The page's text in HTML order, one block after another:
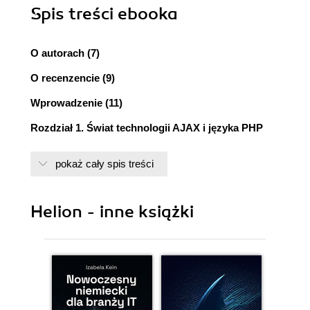
Spis treści ebooka
O autorach (7)
O recenzencie (9)
Wprowadzenie (11)
Rozdział 1. Świat technologii AJAX i języka PHP
Ogólny zarys (18)
Strony internetowe od 1990 roku (20)
Protokół HTTP i język HTML (20)
PHP i inne technologie strony serwera (22)
JavaScript i inne technologie strony klienta
(22)
Czego zatem brakuje? (24)
Świat technologii AJAX (24)
pokaż cały spis treści
Helion - inne książki